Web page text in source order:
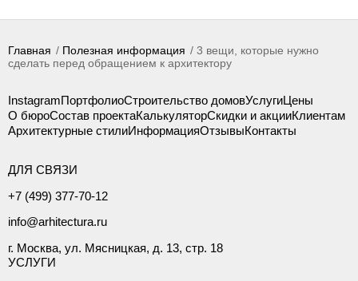
Главная Полезная информация
3 вещи, которые нужно
сделать перед обращением к архитектору
InstagramПортфолиоСтроительство домовУслугиЦены
О бюроСостав проектаКалькуляторСкидки и акцииКлиентам
Архитектурные стилиИнформацияОтзывыКонтакты
ДЛЯ СВЯЗИ
+7 (499) 377-70-12
info@arhitectura.ru
г. Москва, ул. Мясницкая, д. 13, стр. 18
УСЛУГИ